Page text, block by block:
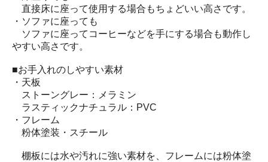
直接床に座って使用する場合もちょどいい高さです。
・ソファに座っても
ソファに座ってコーヒーなどを手にする場合も動作し
やすい高さです。
■お手入れのしやすい素材
・天板
ストーングレー：メラミン
ラスティックナチュラル：PVC
・フレーム
粉体塗装・スチール
棚板には水や汚れに強い素材を、フレームには粉体塗